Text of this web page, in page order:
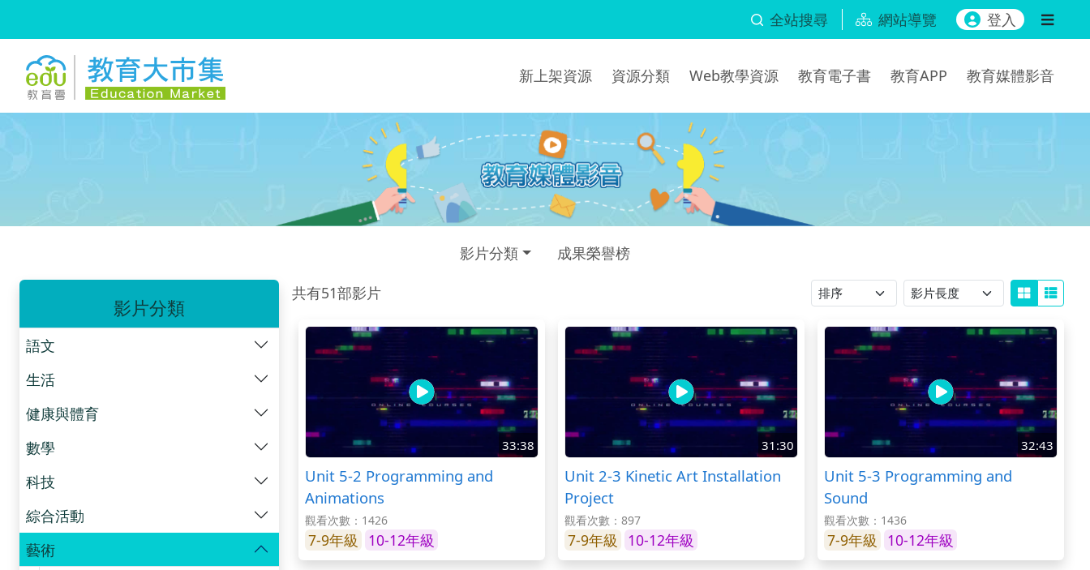
全站搜尋 網站導覽 登入
新上架資源 資源分類 Web教學資源 教育電子書 教育APP 教育媒體影音
影片分類 成果榮譽榜
影片分類
語文
生活
健康與體育
數學
科技
綜合活動
藝術
共有51部影片 排序 影片長度
33:38
Unit 5-2 Programming and
Animations
觀看次數：1426
7-9年級 10-12年級
31:30
Unit 2-3 Kinetic Art Installation
Project
觀看次數：897
7-9年級 10-12年級
32:43
Unit 5-3 Programming and
Sound
觀看次數：1436
7-9年級 10-12年級